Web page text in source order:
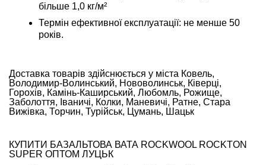
більше 1,0 кг/м²
Термін ефективної експлуатації: не менше 50
років.
Доставка товарів здійснюється у міста Ковель,
Володимир-Волинський, Нововолинськ, Ківерці,
Горохів, Камінь-Каширський, Любомль, Рожище,
Заболоття, Іваничі, Колки, Маневичі, Ратне, Стара
Вижівка, Торчин, Турійськ, Цумань, Шацьк
КУПИТИ БАЗАЛЬТОВА ВАТА ROCKWOOL ROCKTON
SUPER ОПТОМ ЛУЦЬК